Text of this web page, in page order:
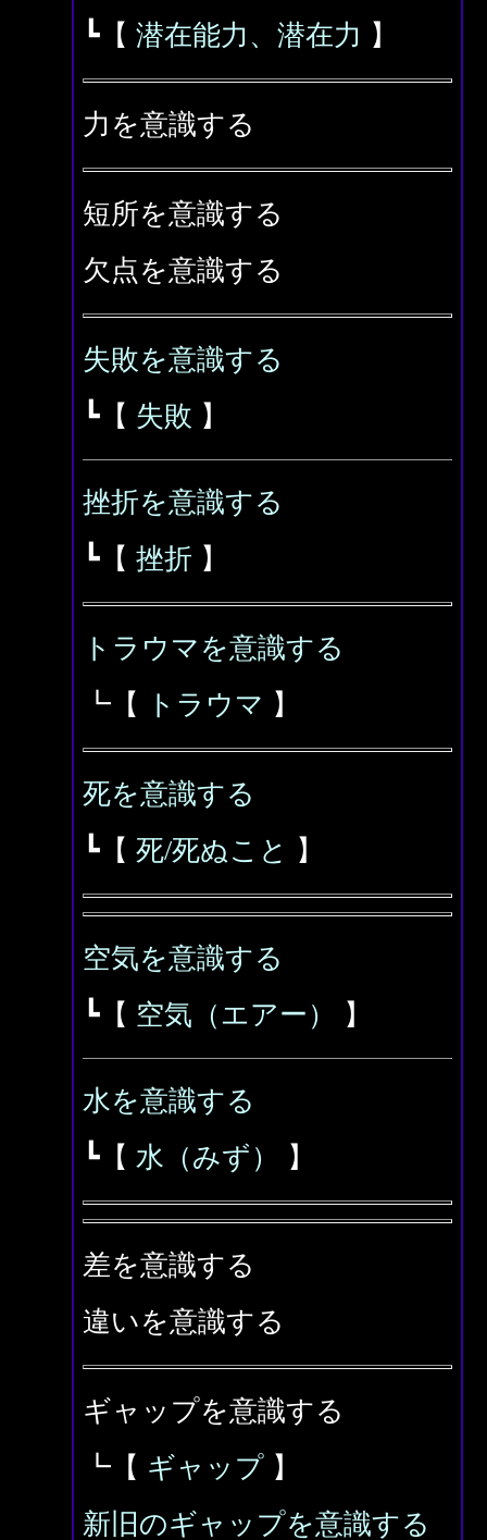
┗【 潜在能力、潜在力 】
力を意識する
短所を意識する
欠点を意識する
失敗を意識する
┗【 失敗 】
挫折を意識する
┗【 挫折 】
トラウマを意識する
┗【
トラウマ 】
死を意識する
┗【 死/死ぬこと 】
空気を意識する
┗【 空気（エアー） 】
水を意識する
┗【 水（みず） 】
差を意識する
違いを意識する
ギャップを意識する
┗【 ギャップ 】
新旧のギャップを意識する